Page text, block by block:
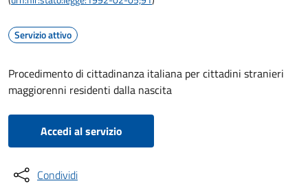
Servizio attivo
Procedimento di cittadinanza italiana per cittadini stranieri
maggiorenni residenti dalla nascita
Accedi al servizio
Condividi